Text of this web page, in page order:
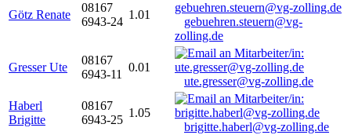
Götz Renate
08167
6943-24
1.01
gebuehren.steuern@vg-
zolling.de
Gresser Ute
08167
6943-11
0.01
ute.gresser@vg-zolling.de
Haberl
Brigitte
08167
6943-25
1.05
brigitte.haberl@vg-zolling.de